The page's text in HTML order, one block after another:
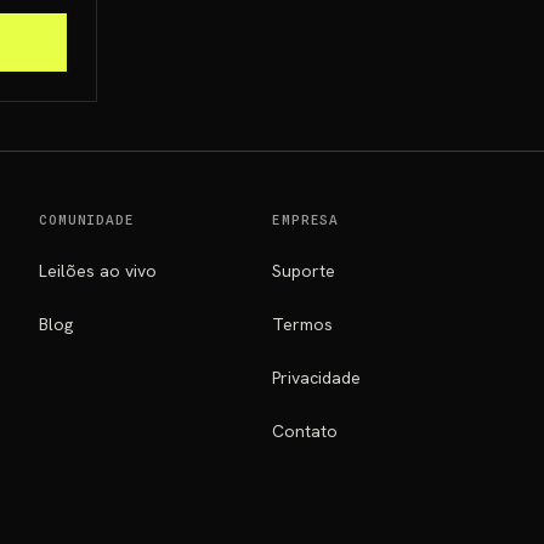
COMUNIDADE
Leilões ao vivo
Blog
EMPRESA
Suporte
Termos
Privacidade
Contato